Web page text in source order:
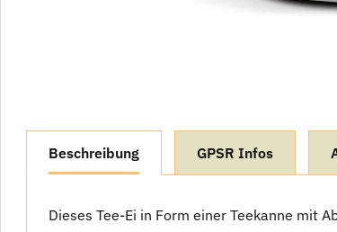
Beschreibung GPSR Infos
Dieses Tee-Ei in Form einer Teekanne mit